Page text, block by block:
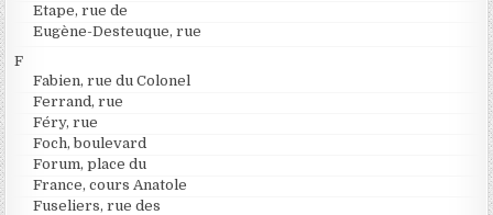
Etape, rue de
Eugène-Desteuque, rue
F
Fabien, rue du Colonel
Ferrand, rue
Féry, rue
Foch, boulevard
Forum, place du
France, cours Anatole
Fuseliers, rue des